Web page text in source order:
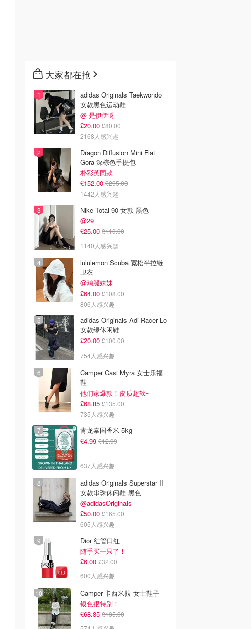
大家都在抢
adidas Originals Taekwondo
女款黑色运动鞋
@ 是伊伊呀
£20.00 £80.00
2168人感兴趣
Dragon Diffusion Mini Flat
Gora 深棕色手提包
朴彩英同款
£152.00 £295.00
1442人感兴趣
Nike Total 90 女款 黑色
@29
£25.00 £110.00
1140人感兴趣
lululemon Scuba 宽松半拉链
卫衣
@鸡腿妹妹
£64.00 £108.00
806人感兴趣
adidas Originals Adi Racer Lo
女款绿休闲鞋
£20.00 £100.00
754人感兴趣
Camper Casi Myra 女士乐福
鞋
他们家爆款！皮质超软~
£68.85 £135.00
735人感兴趣
青龙泰国香米 5kg
£4.99 £12.99
637人感兴趣
adidas Originals Superstar II
女款串珠休闲鞋 黑色
@adidasOriginals
£50.00 £165.00
605人感兴趣
Dior 红管口红
随手买一只了！
£6.00 £32.00
600人感兴趣
Camper 卡西米拉 女士鞋子
银色很特别！
£68.85 £135.00